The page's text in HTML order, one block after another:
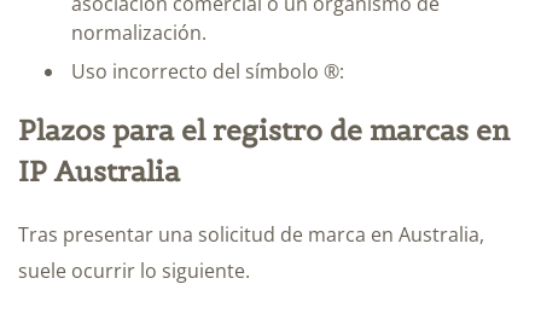
normalización.
Uso incorrecto del símbolo ®:
Plazos para el registro de marcas en
IP Australia
Tras presentar una solicitud de marca en Australia,
suele ocurrir lo siguiente.